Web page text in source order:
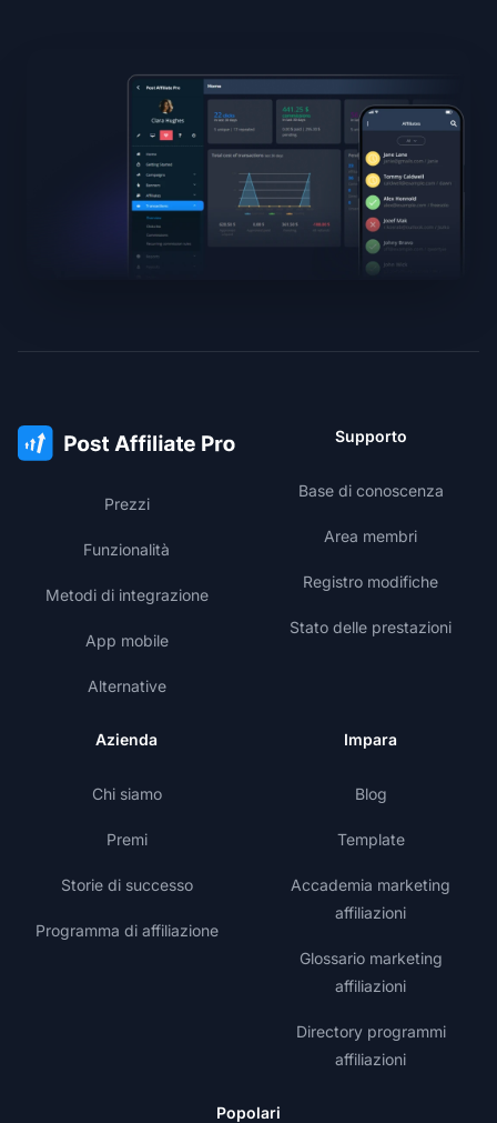
Prezzi
Funzionalità
Metodi di integrazione
App mobile
Alternative
Supporto
Base di conoscenza
Area membri
Registro modifiche
Stato delle prestazioni
Azienda
Chi siamo
Premi
Storie di successo
Programma di affiliazione
Impara
Blog
Template
Accademia marketing
affiliazioni
Glossario marketing
affiliazioni
Directory programmi
affiliazioni
Popolari